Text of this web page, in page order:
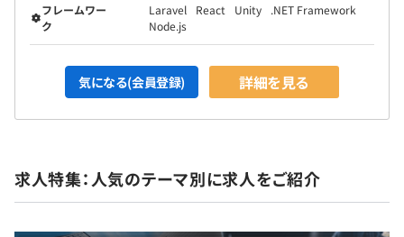
フレームワー
ク
Laravel React Unity
.NET Framework
Node.js
気になる(会員登録) 詳細を見る
求人特集：人気のテーマ別に求人をご紹介